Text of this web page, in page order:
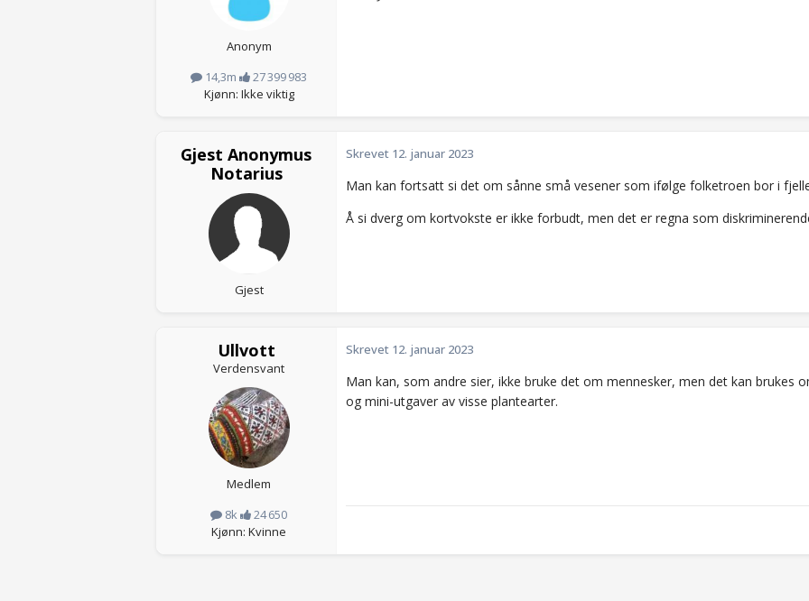
Anonym
14,3m
27 399 983
Kjønn: Ikke viktig
Gjest Anonymus
Notarius
Gjest
Skrevet 12. januar 2023
Man kan fortsatt si det om sånne små vesener som ifølge folketroen bor i
Å si dverg om kortvokste er ikke forbudt, men det er regna som
Ullvott
Verdensvant
Medlem
8k
24 650
Kjønn: Kvinne
Skrevet 12. januar 2023
Man kan, som andre sier, ikke bruke det om mennesker, men det kan brukes
og mini-utgaver av visse plantearter.